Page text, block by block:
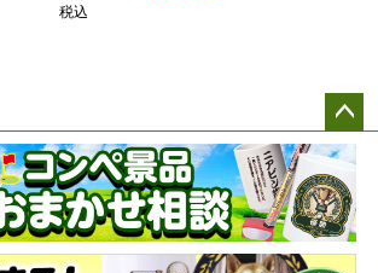
税込
ペー
ジト
ップ
へ